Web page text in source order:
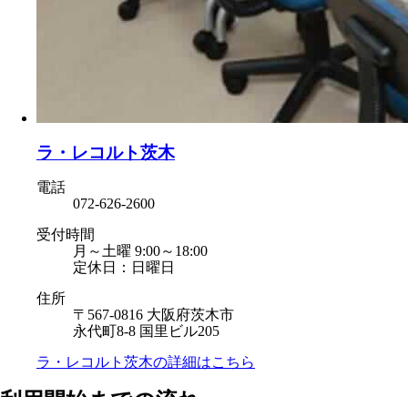
ラ・レコルト茨木
電話
072-626-2600
受付時間
月～土曜 9:00～18:00
定休日：日曜日
住所
〒567-0816 大阪府茨木市
永代町8-8 国里ビル205
ラ・レコルト茨木の詳細はこちら